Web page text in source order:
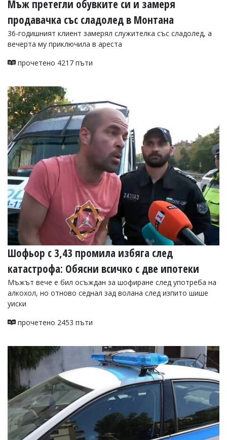
Мъж претегли обувките си и замеря
продавачка със сладолед в Монтана
36-годишният клиент замерял служителка със сладолед, а
вечерта му приключила в ареста
прочетено 4217 пъти
Шофьор с 3,43 промила избяга след
катастрофа: Обясни всичко с две ипотеки
Мъжът вече е бил осъждан за шофиране след употреба на
алкохол, но отново седнал зад волана след изпито шише
уиски
прочетено 2453 пъти